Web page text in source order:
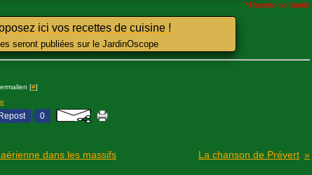
* Recette de famille
ici vos recettes de cuisine !
seront publiées sur le JardinOscope
[#]
Repost 0
dans les massifs La chanson de Prévert